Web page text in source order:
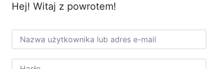
Hej! Witaj z powrotem!